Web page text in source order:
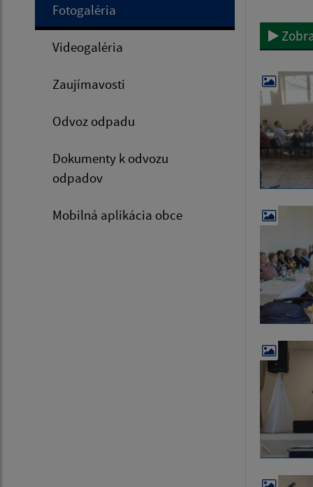
Fotogaléria
Videogaléria
Zaujímavosti
Odvoz odpadu
Dokumenty k odvozu
odpadov
Mobilná aplikácia obce